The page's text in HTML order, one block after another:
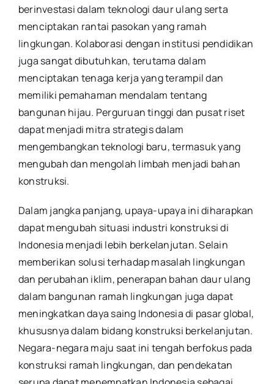
berinvestasi dalam teknologi daur ulang serta
menciptakan rantai pasokan yang ramah
lingkungan. Kolaborasi dengan institusi pendidikan
juga sangat dibutuhkan, terutama dalam
menciptakan tenaga kerja yang terampil dan
memiliki pemahaman mendalam tentang
bangunan hijau. Perguruan tinggi dan pusat riset
dapat menjadi mitra strategis dalam
mengembangkan teknologi baru, termasuk yang
mengubah dan mengolah limbah menjadi bahan
konstruksi.
Dalam jangka panjang, upaya-upaya ini diharapkan
dapat mengubah situasi industri konstruksi di
Indonesia menjadi lebih berkelanjutan. Selain
memberikan solusi terhadap masalah lingkungan
dan perubahan iklim, penerapan bahan daur ulang
dalam bangunan ramah lingkungan juga dapat
meningkatkan daya saing Indonesia di pasar global,
khususnya dalam bidang konstruksi berkelanjutan.
Negara-negara maju saat ini tengah berfokus pada
konstruksi ramah lingkungan, dan pendekatan